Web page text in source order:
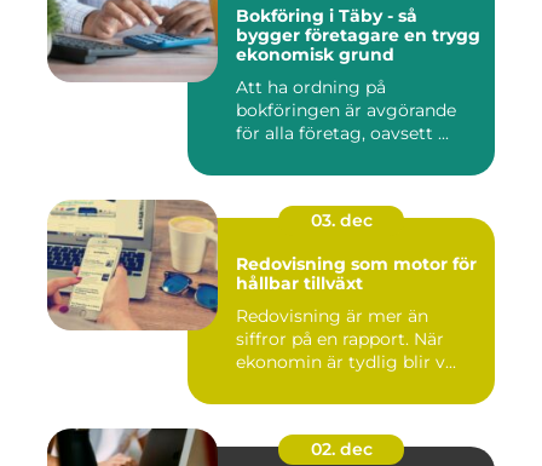
Bokföring i Täby - så
bygger företagare en trygg
ekonomisk grund
Att ha ordning på
bokföringen är avgörande
för alla företag, oavsett ...
03. dec
Redovisning som motor för
hållbar tillväxt
Redovisning är mer än
siffror på en rapport. När
ekonomin är tydlig blir v...
02. dec